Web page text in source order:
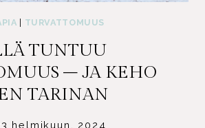
TURVATTOMUUS
TUNTUU
– JA KEHO
TARINAN
helmikuun, 2024